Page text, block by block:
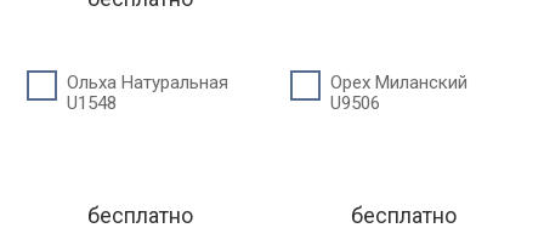
Ольха Натуральная
U1548
бесплатно
Орех Миланский
U9506
бесплатно